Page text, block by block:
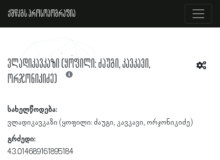
ქშწკგს პროსოპოგრაფია
ვლადიკავკაზი (ყოფილი: ძაუგი, კავკავი,
ორჯონიკიძე)
სახელწოდება:
ვლადიკავკაზი (ყოფილი: ძაუგი, კავკავი, ორჯონიკიძე)
გრძედი:
43.014689161895184